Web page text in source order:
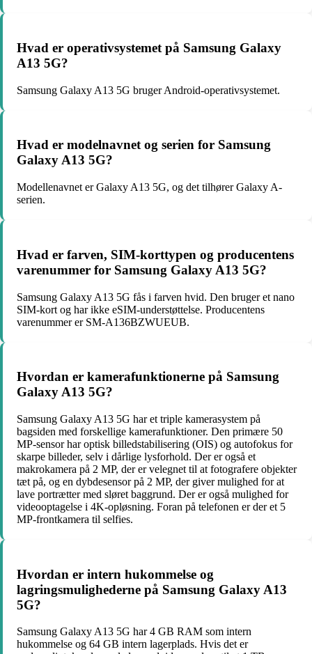
Hvad er operativsystemet på Samsung Galaxy
A13 5G?
Samsung Galaxy A13 5G bruger Android-operativsystemet.
Hvad er modelnavnet og serien for Samsung
Galaxy A13 5G?
Modellenavnet er Galaxy A13 5G, og det tilhører Galaxy A-
serien.
Hvad er farven, SIM-korttypen og producentens
varenummer for Samsung Galaxy A13 5G?
Samsung Galaxy A13 5G fås i farven hvid. Den bruger et nano
SIM-kort og har ikke eSIM-understøttelse. Producentens
varenummer er SM-A136BZWUEUB.
Hvordan er kamerafunktionerne på Samsung
Galaxy A13 5G?
Samsung Galaxy A13 5G har et triple kamerasystem på
bagsiden med forskellige kamerafunktioner. Den primære 50
MP-sensor har optisk billedstabilisering (OIS) og autofokus for
skarpe billeder, selv i dårlige lysforhold. Der er også et
makrokamera på 2 MP, der er velegnet til at fotografere objekter
tæt på, og en dybdesensor på 2 MP, der giver mulighed for at
lave portrætter med sløret baggrund. Der er også mulighed for
videooptagelse i 4K-opløsning. Foran på telefonen er der et 5
MP-frontkamera til selfies.
Hvordan er intern hukommelse og
lagringsmulighederne på Samsung Galaxy A13
5G?
Samsung Galaxy A13 5G har 4 GB RAM som intern
hukommelse og 64 GB intern lagerplads. Hvis det er